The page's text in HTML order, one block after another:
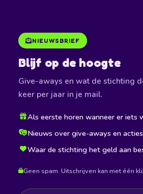
NIEUWSBRIEF
Blijf op de hoogte
Give-aways en wat de stichting
keer per jaar in je mail.
Als eerste horen wanneer er iets
Nieuws over give-aways en acties
Waar de stichting het geld aan
Geen spam. Uitschrijven kan met één